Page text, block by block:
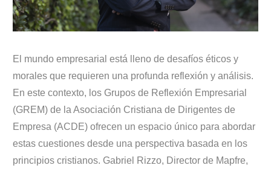
El mundo empresarial está lleno de desafíos éticos y
morales que requieren una profunda reflexión y análisis.
En este contexto, los Grupos de Reflexión Empresarial
(GREM) de la Asociación Cristiana de Dirigentes de
Empresa (ACDE) ofrecen un espacio único para abordar
estas cuestiones desde una perspectiva basada en los
principios cristianos. Gabriel Rizzo, Director de Mapfre,